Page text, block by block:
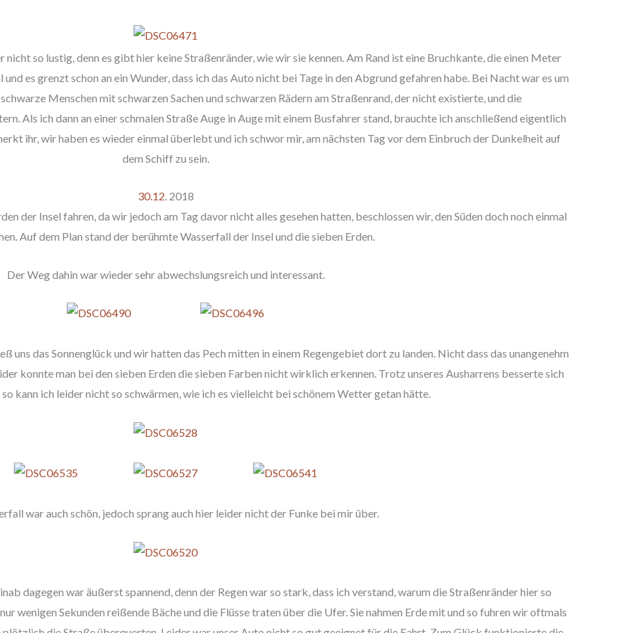
so lustig, denn es gibt hier keine Straßenränder, wie wir sie kennen. Am Rand ist eine Bruchkante, die einen Meter
es grenzt schon an ein Wunder, dass ich das Auto nicht bei Tage in den Abgrund gefahren habe. Bei Nacht war es um
Menschen mit schwarzen Sachen und schwarzen Rädern am Straßenrand, der nicht existierte, und die
Als ich dann an einer schmalen Straße Auge in Auge mit einem Busfahrer stand, brauchte ich anschließend eigentlich
ihr, wir haben es wieder einmal überlebt und ich schwor mir, am nächsten Tag vor dem Einbruch der Dunkelheit auf
dem Schiff zu sein.
30.12. 2018
der Insel fahren, da wir jedoch am Tag davor nicht alles gesehen hatten, beschlossen wir, den Süden doch noch einmal
Auf dem Plan stand der berühmte Wasserfall der Insel und die sieben Erden.
Der Weg dahin war wieder sehr abwechslungsreich und interessant.
uns das Sonnenglück und wir hatten das Pech mitten in einem Regengebiet dort zu landen. Nicht dass das unangenehm
konnte man bei den sieben Erden die sieben Farben nicht wirklich erkennen. Trotz unseres Ausharrens besserte sich
kann ich leider nicht so schwärmen, wie ich es vielleicht bei schönem Wetter getan hätte.
war auch schön, jedoch sprang auch hier leider nicht der Funke bei mir über.
dagegen war äußerst spannend, denn der Regen war so stark, dass ich verstand, warum die Straßenränder hier so
wenigen Sekunden reißende Bäche und die Flüsse traten über die Ufer. Sie nahmen Erde mit und so fuhren wir oftmals